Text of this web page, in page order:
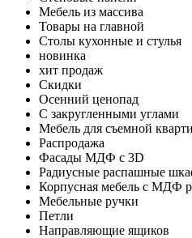
Мебель из массива
Товары на главной
Столы кухонные и стулья
новинка
хит продаж
Скидки
Осенний ценопад
С закругленными углами
Мебель для съемной
Распродажа
Фасады МДФ с 3D
Радиусные распашные
Корпусная мебель с МДФ
Мебельные ручки
Петли
Направляющие ящиков